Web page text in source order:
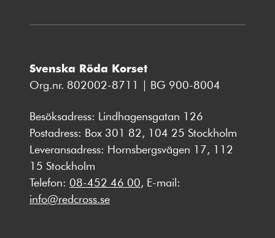
Svenska Röda Korset
Org.nr. 802002-8711 | BG 900-8004
Besöksadress: Lindhagensgatan 126
Postadress: Box 301 82, 104 25 Stockholm
Leveransadress: Hornsbergsvägen 17, 112
15 Stockholm
Telefon: 08-452 46 00, E-mail:
info@redcross.se